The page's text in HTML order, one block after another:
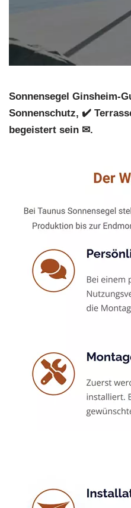
Sonnensegel Ginsheim-
Sonnenschutz, ✔️
begeistert sein ✉.